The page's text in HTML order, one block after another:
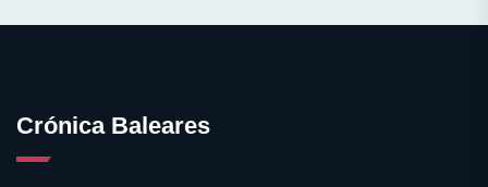
Crónica Baleares